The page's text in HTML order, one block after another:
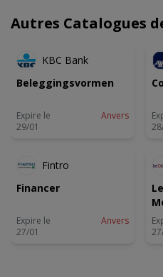
Autres Catalogues
KBC Bank
Beleggingsvormen
Expire le
29/01
Anvers
Fintro
Financer
Expire le
27/01
Anvers